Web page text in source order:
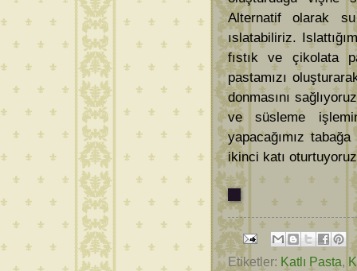
Alternatif olarak
ıslatabiliriz.
fıstık ve çikolata
pastamızı
donmasını
ve süsleme
yapacağımız
ikinci katı
Etiketler: Katlı Pasta